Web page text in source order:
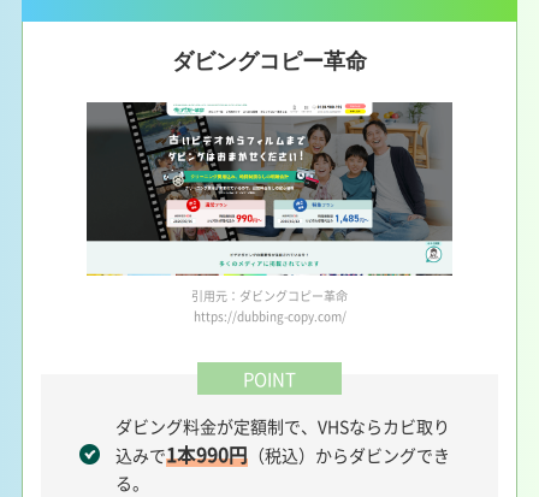
ダビングコピー革命
引用元：ダビングコピー革命
https://dubbing-copy.com/
POINT
ダビング料金が定額制で、VHSならカビ取り
込みで1本990円（税込）からダビングでき
る。